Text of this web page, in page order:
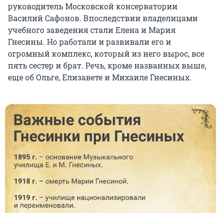
руководитель Московской консерватории
Василий Сафонов. Впоследствии владелицами
учебного заведения стали Елена и Мария
Гнесины. Но работали и развивали его и
огромный комплекс, который из него вырос, все
пять сестер и брат. Речь, кроме названных выше,
еще об Ольге, Елизавете и Михаиле Гнесиных.